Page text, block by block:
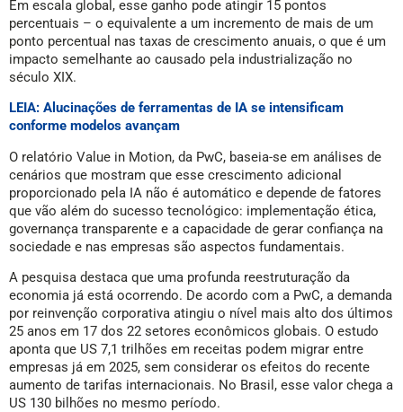
Em escala global, esse ganho pode atingir 15 pontos
percentuais – o equivalente a um incremento de mais de um
ponto percentual nas taxas de crescimento anuais, o que é um
impacto semelhante ao causado pela industrialização no
século XIX.
LEIA: Alucinações de ferramentas de IA se intensificam
conforme modelos avançam
O relatório Value in Motion, da PwC, baseia-se em análises de
cenários que mostram que esse crescimento adicional
proporcionado pela IA não é automático e depende de fatores
que vão além do sucesso tecnológico: implementação ética,
governança transparente e a capacidade de gerar confiança na
sociedade e nas empresas são aspectos fundamentais.
A pesquisa destaca que uma profunda reestruturação da
economia já está ocorrendo. De acordo com a PwC, a demanda
por reinvenção corporativa atingiu o nível mais alto dos últimos
25 anos em 17 dos 22 setores econômicos globais. O estudo
aponta que US 7,1 trilhões em receitas podem migrar entre
empresas já em 2025, sem considerar os efeitos do recente
aumento de tarifas internacionais. No Brasil, esse valor chega a
US 130 bilhões no mesmo período.